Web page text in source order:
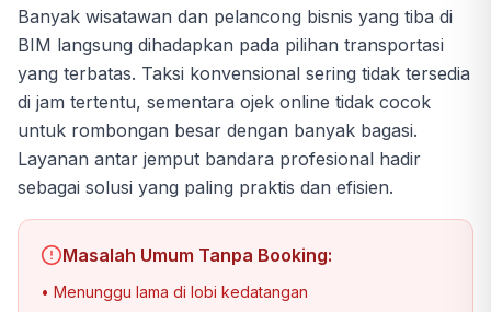
Banyak wisatawan dan pelancong bisnis yang tiba di
BIM langsung dihadapkan pada pilihan transportasi
yang terbatas. Taksi konvensional sering tidak tersedia
di jam tertentu, sementara ojek online tidak cocok
untuk rombongan besar dengan banyak bagasi.
Layanan antar jemput bandara profesional hadir
sebagai solusi yang paling praktis dan efisien.
Masalah Umum Tanpa Booking:
• Menunggu lama di lobi kedatangan